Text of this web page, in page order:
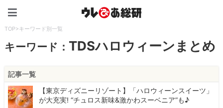
TOP>キーワード別一覧
キーワード： TDSハロウィーンまとめ
記事一覧
【東京ディズニーリゾート】「ハロウィーンスイーツ」
が大充実! “チュロス新味&激かわスーベニア”も♪